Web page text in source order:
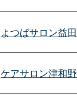
よつばサロン益田
ケアサロン津和野